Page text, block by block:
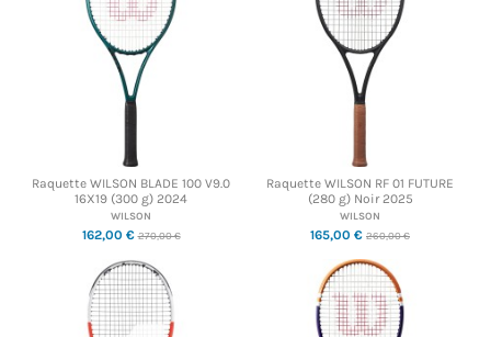
Raquette WILSON BLADE 100 V9.0
16X19 (300 g) 2024
WILSON
162,00 €270,00 €
Raquette WILSON RF 01 FUTURE
(280 g) Noir 2025
WILSON
165,00 € 260,00 €